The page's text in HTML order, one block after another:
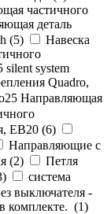
частичного
деталь
(5)
Навеска
system
Quadro,
Направляющая
ЕВ20 (6)
Направляющие с
(2)
Петля
)
система
выключателя -
комплекте. (1)